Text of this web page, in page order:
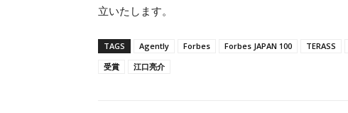
立いたします。
TAGS Agently Forbes Forbes JAPAN 100 TERASS
受賞
江口亮介